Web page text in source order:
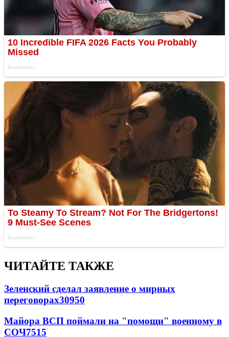
ЧИТАЙТЕ ТАКЖЕ
Зеленский сделал заявление о мирных
переговорах30950
Майора ВСП поймали на "помощи" военному в
СОЧ7515